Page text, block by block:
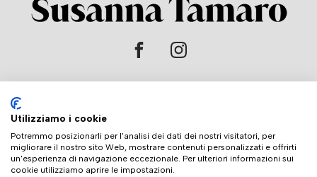
LIBRI
Utilizziamo i cookie
Potremmo posizionarli per l'analisi dei dati dei nostri visitatori, per
migliorare il nostro sito Web, mostrare contenuti personalizzati e offrirti
un'esperienza di navigazione eccezionale. Per ulteriori informazioni sui
cookie utilizziamo aprire le impostazioni.